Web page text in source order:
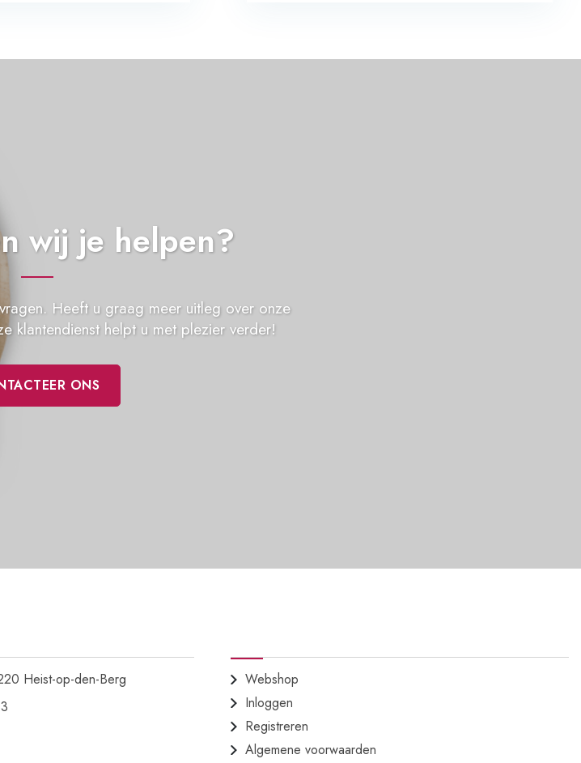
wij je helpen?
Heeft u graag meer uitleg over onze
klantendienst helpt u met plezier verder!
ONS
Heist-op-den-Berg
Webshop
Inloggen
Registreren
Algemene voorwaarden